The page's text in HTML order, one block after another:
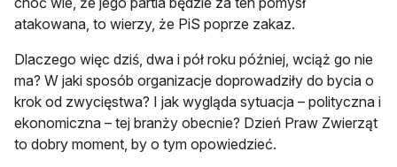
atakowana, to wierzy, że PiS poprze zakaz.
Dlaczego więc dziś, dwa i pół roku później, wciąż go nie
ma? W jaki sposób organizacje doprowadziły do bycia o
krok od zwycięstwa? I jak wygląda sytuacja – polityczna i
ekonomiczna – tej branży obecnie? Dzień Praw Zwierząt
to dobry moment, by o tym opowiedzieć.